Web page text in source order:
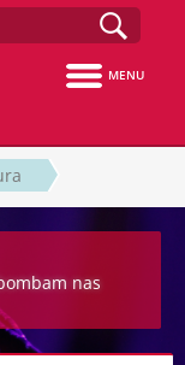
MENU
nas